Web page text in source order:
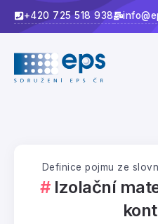
+420 725 518 938
Definice pojmu ze
Izolační